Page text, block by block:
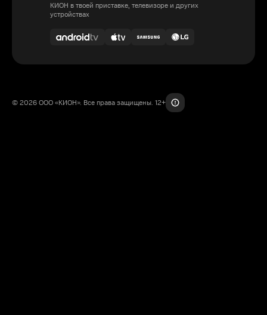
КИОН в твоей приставке, телевизоре и других
устройствах
© 2026 ООО «КИОН». Все права защищены. 12+